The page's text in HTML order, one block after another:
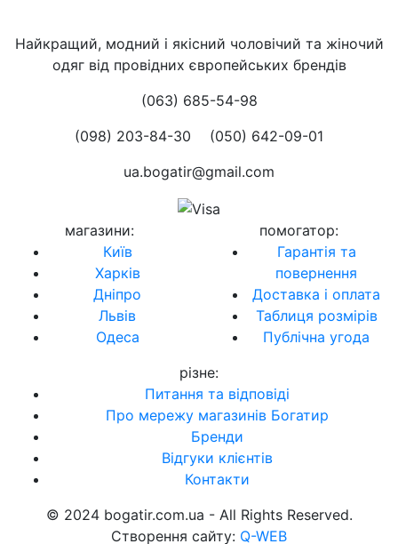
Найкращий, модний і якісний чоловічий та жіночий
одяг від провідних європейських брендів
(063) 685-54-98
(098) 203-84-30
(050) 642-09-01
ua.bogatir@gmail.com
магазини:
Київ
Харків
Дніпро
Львів
Одеса
помогатор:
Гарантія та
повернення
Доставка і оплата
Таблиця розмірів
Публічна угода
різне:
Питання та відповіді
Про мережу магазинів Богатир
Бренди
Відгуки клієнтів
Контакти
© 2024 bogatir.com.ua - All Rights Reserved.
Створення сайту: Q-WEB